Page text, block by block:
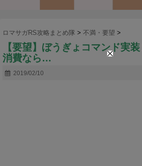
ロマサガRS攻略まとめ隊 > 不満・要望 >
【要望】ぼうぎょコマンド実
消費なら…
2019/02/10